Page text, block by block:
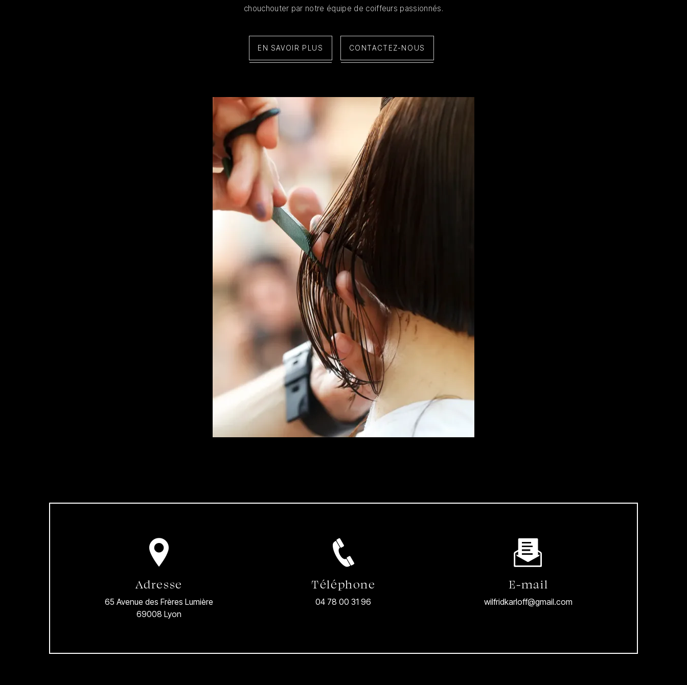
chouchouter par notre équipe de coiffeurs passionnés.
EN SAVOIR PLUS CONTACTEZ-NOUS
Adresse
65 Avenue des Frères Lumière
69008 Lyon
Téléphone
04 78 00 31 96
E-mail
wilfridkarloff@gmail.com